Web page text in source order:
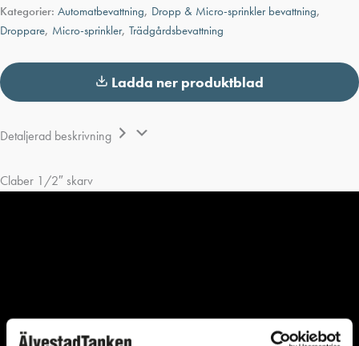
Kategorier: Automatbevattning, Dropp & Micro-sprinkler bevattning,
Droppare, Micro-sprinkler, Trädgårdsbevattning
Ladda ner produktblad
Detaljerad beskrivning
Claber 1/2″ skarv